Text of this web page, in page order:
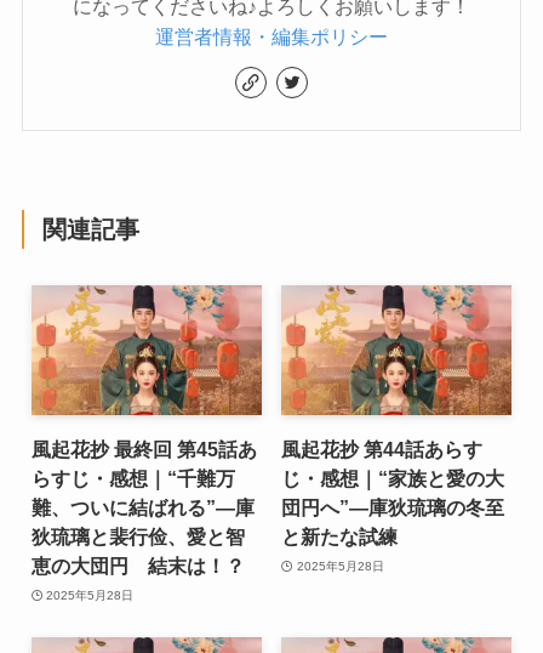
になってくださいね♪よろしくお願いします！
運営者情報・編集ポリシー
関連記事
風起花抄 最終回 第45話あ
らすじ・感想｜“千難万
難、ついに結ばれる”―庫
狄琉璃と裴行俭、愛と智
恵の大団円 結末は！？
2025年5月28日
風起花抄 第44話あらす
じ・感想｜“家族と愛の大
団円へ”―庫狄琉璃の冬至
と新たな試練
2025年5月28日